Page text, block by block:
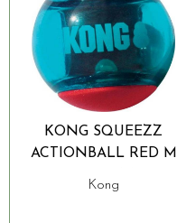
KONG SQUEEZZ
ACTIONBALL RED M
3ST 6CM
Kong